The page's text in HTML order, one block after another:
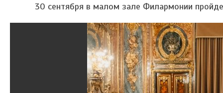
30 сентября в малом зале Филармонии